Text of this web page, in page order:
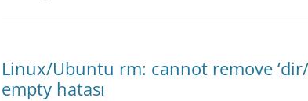
Linux/Ubuntu rm: cannot remove
empty hatası